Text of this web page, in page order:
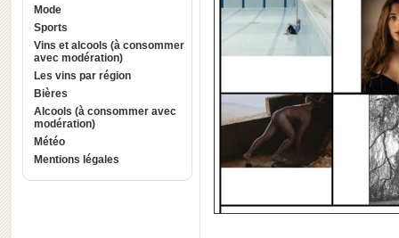
Mode
Sports
Vins et alcools (à consommer
avec modération)
Les vins par région
Bières
Alcools (à consommer avec
modération)
Météo
Mentions légales